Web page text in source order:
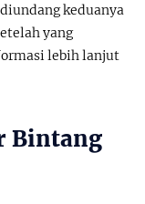
keduanya
yang
lebih lanjut
Bintang